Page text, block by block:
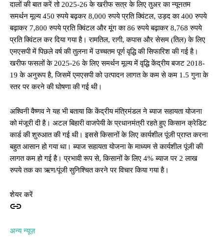
दालों की बात करें तो 2025-26 के खरीफ सत्र के लिए तुअर का न्यूनतम
समर्थन मूल्य 450 रुपये बढ़कर 8,000 रुपये प्रति क्विंटल, उड़द का 400 रुपये
बढ़ाकर 7,800 रुपये प्रति क्विंटल और मूंग का 86 रुपये बढ़ाकर 8,768 रुपये
प्रति क्विंटल कर दिया गया है। रामतिल, रागी, कपास और सेसम (तिल) के लिए
एमएसपी में पिछले वर्ष की तुलना में उच्चतम पूर्ण वृद्धि की सिफारिश की गई है।
खरीफ फसलों के 2025-26 के लिए समर्थन मूल्य में वृद्धि केंद्रीय बजट 2018-
19 के अनुरूप है, जिसमें एमएसपी को उत्पादन लागत के कम से कम 1.5 गुना के
स्तर पर करने की घोषणा की गई थी।
अश्विनी वैष्णव ने यह भी बताया कि केंद्रीय मंत्रिमंडल ने ब्याज सहायता योजना
को मंजूरी दी है। अटल बिहारी वाजपेयी के प्रधानमंत्री रहते हुए किसान क्रेडिट
कार्ड की शुरुआत की गई थी। इससे किसानों के लिए कार्यशील पूंजी प्राप्त करना
बहुत आसान हो गया था। ब्याज सहायता योजना के माध्यम से कार्यशील पूंजी की
लागत कम हो गई है। प्रभावी रूप से, किसानों के लिए 4% ब्याज पर 2 लाख
रुपये तक का ऋण/पूंजी सुनिश्चित करने पर विचार किया गया है।
शेयर करें
अन्य न्यूज़